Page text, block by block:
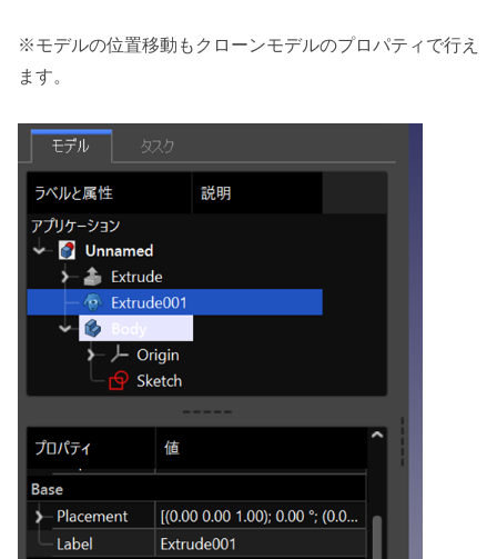
※モデルの位置移動もクローンモデルのプロパティで行え
ます。